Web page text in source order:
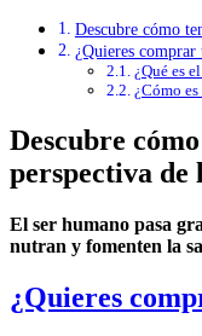
Descubre cómo
¿Quieres comprar
¿Qué es
¿Cómo
Descubre
perspectiva de
El ser humano pasa
nutran y fomenten la
¿Quieres